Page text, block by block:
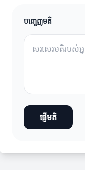
បញ្ចេញមតិ
ផ្ញើមតិ